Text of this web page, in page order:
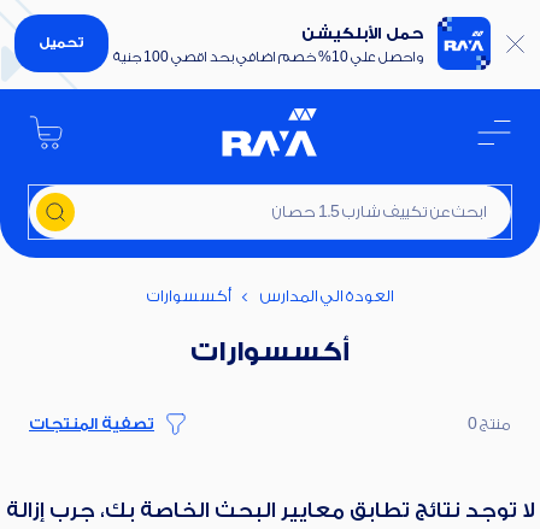
حمل الأبلكيشن
واحصل علي 10% خصم اضافي بحد اقصي 100 جنية
تحميل
ابحث عن تكييف شارب 1.5 حصان
العودة الي المدارس أكسسوارات
أكسسوارات
منتج 0 تصفية المنتجات
لا توجد نتائج تطابق معايير البحث الخاصة بك، جرب إزالة